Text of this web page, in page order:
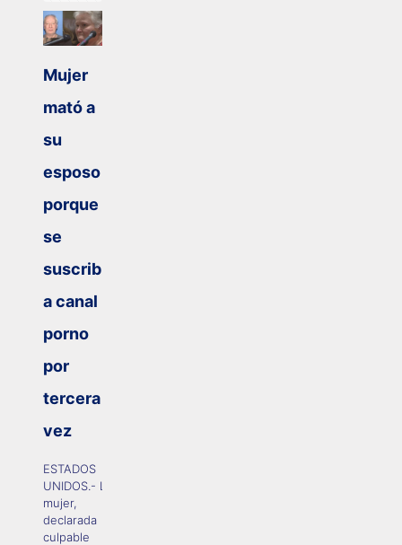
Mujer
mató a
su
esposo
porque
se
suscribió
a canal
porno
por
tercera
vez
ESTADOS
UNIDOS.- La
mujer,
declarada
culpable